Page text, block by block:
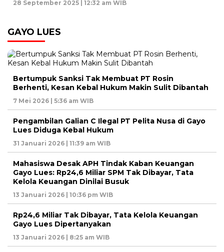
28 September 2025 | 12:32 am WIB
GAYO LUES
Bertumpuk Sanksi Tak Membuat PT Rosin
Berhenti, Kesan Kebal Hukum Makin Sulit Dibantah
7 Mei 2026 | 5:36 am WIB
Pengambilan Galian C Ilegal PT Pelita Nusa di Gayo
Lues Diduga Kebal Hukum
31 Januari 2026 | 11:39 am WIB
Mahasiswa Desak APH Tindak Kaban Keuangan
Gayo Lues: Rp24,6 Miliar SPM Tak Dibayar, Tata
Kelola Keuangan Dinilai Busuk
13 Januari 2026 | 10:36 pm WIB
Rp24,6 Miliar Tak Dibayar, Tata Kelola Keuangan
Gayo Lues Dipertanyakan
13 Januari 2026 | 8:25 am WIB